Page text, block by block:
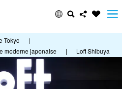
Tokyo
|
moderne japonaise
| Loft Shibuya